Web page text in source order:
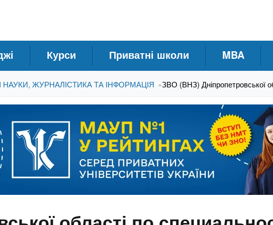
Курси Приватні школи MBA
НАУКИ, ЖУРНАЛІСТИКА ТА ІНФОРМАЦІЯ »ЗВО (ВНЗ) Дніпропетровської